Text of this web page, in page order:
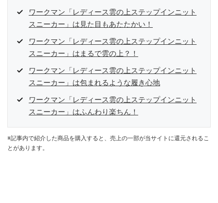
ワークマン「レディース雲の上ステップインニット
スニーカー」は見た目もあたたかい！
ワークマン「レディース雲の上ステップインニット
スニーカー」はまるで雲の上？！
ワークマン「レディース雲の上ステップインニット
スニーカー」は包まれるような履き心地
ワークマン「レディース雲の上ステップインニット
スニーカー」はふんわり楽ちん！
※記事内で紹介した商品を購入すると、売上の一部が当サイトに還元されるこ
とがあります。